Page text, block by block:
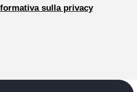
sulla privacy